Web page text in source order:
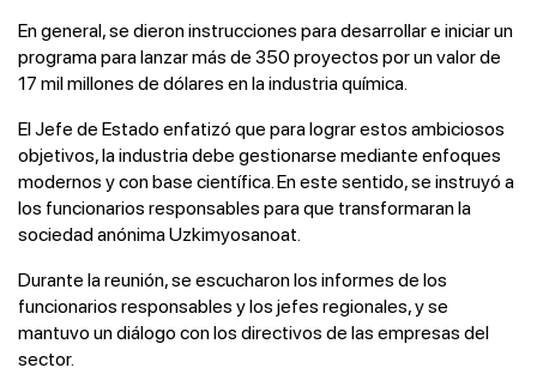
En general, se dieron instrucciones para desarrollar e iniciar un
programa para lanzar más de 350 proyectos por un valor de
17 mil millones de dólares en la industria química.
El Jefe de Estado enfatizó que para lograr estos ambiciosos
objetivos, la industria debe gestionarse mediante enfoques
modernos y con base científica. En este sentido, se instruyó a
los funcionarios responsables para que transformaran la
sociedad anónima Uzkimyosanoat.
Durante la reunión, se escucharon los informes de los
funcionarios responsables y los jefes regionales, y se
mantuvo un diálogo con los directivos de las empresas del
sector.